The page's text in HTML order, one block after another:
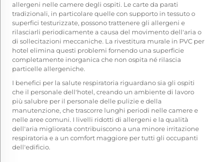
allergeni nelle camere degli ospiti. Le carte da parati
tradizionali, in particolare quelle con supporto in tessuto o
superfici testurizzate, possono trattenere gli allergeni e
rilasciarli periodicamente a causa del movimento dell'aria o
di sollecitazioni meccaniche. La rivestitura murale in PVC per
hotel elimina questi problemi fornendo una superficie
completamente inorganica che non ospita né rilascia
particelle allergeniche.
I benefici per la salute respiratoria riguardano sia gli ospiti
che il personale dell'hotel, creando un ambiente di lavoro
più salubre per il personale delle pulizie e della
manutenzione, che trascorre lunghi periodi nelle camere e
nelle aree comuni. I livelli ridotti di allergeni e la qualità
dell'aria migliorata contribuiscono a una minore irritazione
respiratoria e a un comfort maggiore per tutti gli occupanti
dell'edificio.